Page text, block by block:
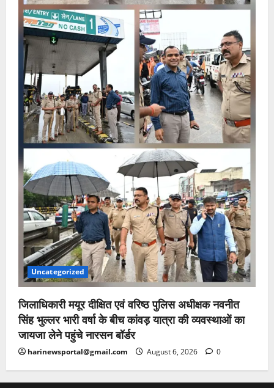
Uncategorized
जिलाधिकारी मयूर दीक्षित एवं वरिष्ठ पुलिस अधीक्षक नवनीत
सिंह भुल्लर भारी वर्षा के बीच कांवड़ यात्रा की व्यवस्थाओं का
जायजा लेने पहुंचे नारसन बॉर्डर
harinewsportal@gmail.com August 6, 2026 0